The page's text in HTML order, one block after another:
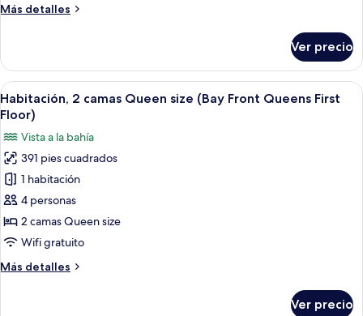
size
King
First
Floor)
Más detalles
Más
1
cama
King
size
Front
King
First
Floor)
Ver precio
Abrir
todas
fotos
de
Habitación,
2
camas
Queen
(Bay
Habitación de hotel con dos camas,
6
Habitación, 2 camas Queen size (Bay Front Queens First
Floor)
Vista a la bahía
391 pies cuadrados
1 habitación
4 personas
2 camas Queen size
Wifi gratuito
Más detalles
Más
Ver precio